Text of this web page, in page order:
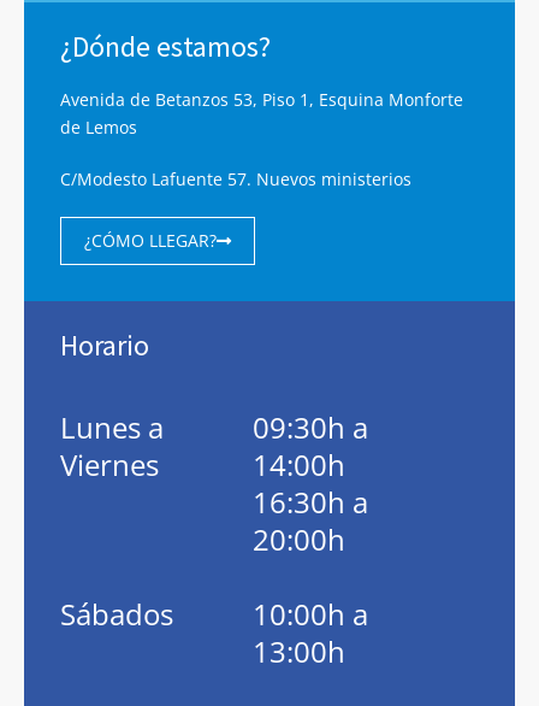
¿Dónde estamos?
Avenida de Betanzos 53, Piso 1, Esquina Monforte
de Lemos
C/Modesto Lafuente 57. Nuevos ministerios
¿CÓMO LLEGAR?
Horario
Lunes a
Viernes
09:30h a
14:00h
16:30h a
20:00h
Sábados
10:00h a
13:00h